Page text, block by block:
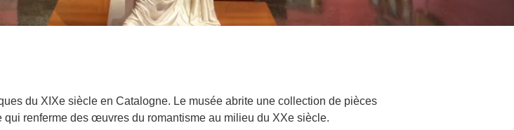
du XIXe siècle en Catalogne. Le musée abrite une collection de pièces
renferme des œuvres du romantisme au milieu du XXe siècle.